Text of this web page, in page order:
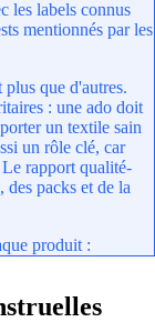
les labels connus
mentionnés par les
plus que d'autres.
: une ado doit
un textile sain
un rôle clé, car
rapport qualité-
packs et de la
produit :